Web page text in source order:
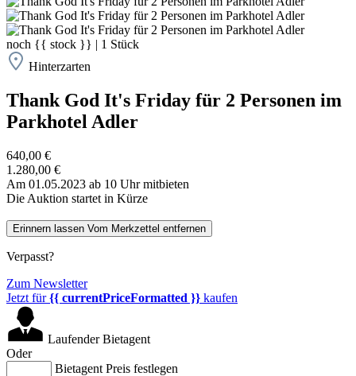
noch {{ stock }} | 1 Stück
Hinterzarten
Thank God It's Friday für 2 Personen im
Parkhotel Adler
640,00 €
1.280,00 €
Am 01.05.2023 ab 10 Uhr mitbieten
Die Auktion startet in Kürze
Erinnern lassen Vom Merkzettel entfernen
Verpasst?
Zum Newsletter
Jetzt für{{ currentPriceFormatted }} kaufen
Laufender Bietagent
Oder
Bietagent Preis festlegen